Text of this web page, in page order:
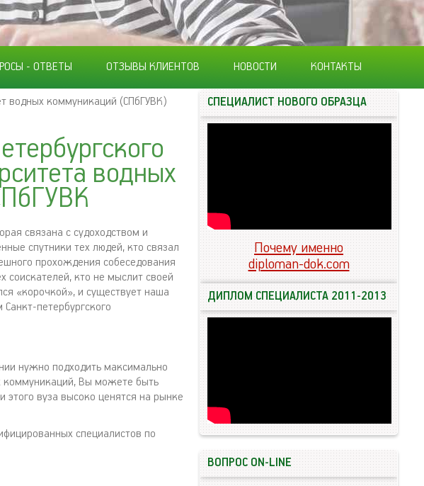
- ОТВЕТЫ ОТЗЫВЫ КЛИЕНТОВ НОВОСТИ КОНТАКТЫ
водных коммуникаций (СПбГУВК)
водных
связана с судоходством и
спутники тех людей, кто связал
прохождения собеседования
соискателей, кто не мыслит своей
«корочкой», и существует наша
петербургского
нужно подходить максимально
коммуникаций, Вы можете быть
этого вуза высоко ценятся на рынке
специалистов по
СПЕЦИАЛИСТ НОВОГО ОБРАЗЦА
Почему именно
diploman-dok.com
ДИПЛОМ СПЕЦИАЛИСТА 2011-2013
ВОПРОС ON-LINE